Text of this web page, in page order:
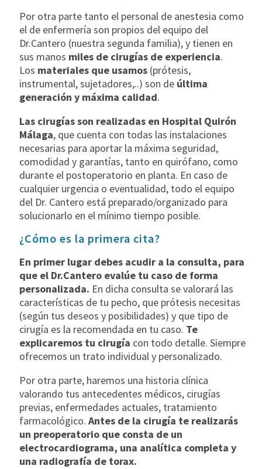
Por otra parte tanto el personal de anestesia como
el de enfermería son propios del equipo del
Dr.Cantero (nuestra segunda familia), y tienen en
sus manos miles de cirugías de experiencia.
Los materiales que usamos (prótesis,
instrumental, sujetadores,..) son de última
generación y máxima calidad.
Las cirugías son realizadas en Hospital Quirón
Málaga, que cuenta con todas las instalaciones
necesarias para aportar la máxima seguridad,
comodidad y garantías, tanto en quirófano, como
durante el postoperatorio en planta. En caso de
cualquier urgencia o eventualidad, todo el equipo
del Dr. Cantero está preparado/organizado para
solucionarlo en el mínimo tiempo posible.
¿Cómo es la primera cita?
En primer lugar debes acudir a la consulta, para
que el Dr.Cantero evalúe tu caso de forma
personalizada. En dicha consulta se valorará las
características de tu pecho, que prótesis necesitas
(según tus deseos y posibilidades) y que tipo de
cirugía es la recomendada en tu caso. Te
explicaremos tu cirugía con todo detalle. Siempre
ofrecemos un trato individual y personalizado.
Por otra parte, haremos una historia clínica
valorando tus antecedentes médicos, cirugías
previas, enfermedades actuales, tratamiento
farmacológico. Antes de la cirugía te realizarás
un preoperatorio que consta de un
electrocardiograma, una analítica completa y
una radiografía de torax.